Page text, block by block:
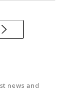
news and